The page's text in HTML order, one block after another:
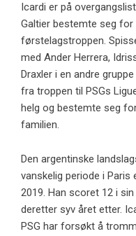
Icardi er på
Galtier bestemte seg
førstelagstroppen.
med Ander Herrera,
Draxler i en andre
fra troppen til PSGs
helg og bestemte seg
familien.
Den argentinske
vanskelig periode i
2019. Han scoret 12 i
deretter syv året etter.
PSG har forsøkt å